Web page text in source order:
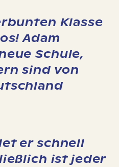
Klasse
Adam
Schule,
sind von
er schnell
ist jeder